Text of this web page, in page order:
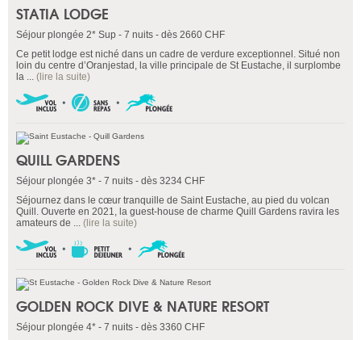
STATIA LODGE
Séjour plongée 2* Sup - 7 nuits - dès 2660 CHF
Ce petit lodge est niché dans un cadre de verdure exceptionnel. Situé non
loin du centre d’Oranjestad, la ville principale de St Eustache, il surplombe
la ... (lire la suite)
QUILL GARDENS
Séjour plongée 3* - 7 nuits - dès 3234 CHF
Séjournez dans le cœur tranquille de Saint Eustache, au pied du volcan
Quill. Ouverte en 2021, la guest-house de charme Quill Gardens ravira les
amateurs de ... (lire la suite)
GOLDEN ROCK DIVE & NATURE RESORT
Séjour plongée 4* - 7 nuits - dès 3360 CHF